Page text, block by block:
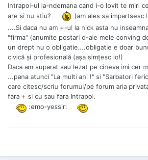
Intrapol-ul la-ndemana cand i-o lovit te miri
are si nu stiu?
)am ales sa impartsesc
....Si daca nu am +-ul la nick asta nu
"firma" (anumite postari d-ale mele conving
un drept nu o obligatie....obligatie e doar
civică şi profesională (aşa simţesc io!)
Daca am suparat sau lezat pe cineva imi cer
...pana atunci "La multi ani !" si "Sarbatori
care citesc/scriu forumul/pe forum aria
fara + si cu sau fara Intrapol.
:emo-yessir: